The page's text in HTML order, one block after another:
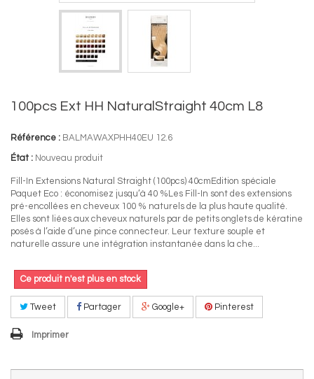
100pcs Ext HH NaturalStraight 40cm L8
Référence : BALMAWAXPHH40EU 12.6
État : Nouveau produit
Fill-In Extensions Natural Straight (100pcs) 40cmEdition spéciale
Paquet Eco : économisez jusqu’à 40 %Les Fill-In sont des extensions
pré-encollées en cheveux 100 % naturels de la plus haute qualité.
Elles sont liées aux cheveux naturels par de petits onglets de kératine
posés à l’aide d’une pince connecteur. Leur texture souple et
naturelle assure une intégration instantanée dans la che...
Ce produit n'est plus en stock
Tweet Partager Google+ Pinterest
Imprimer